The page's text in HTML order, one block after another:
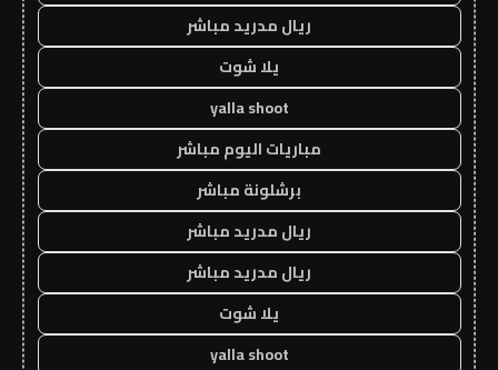
ريال مدريد مباشر
يلا شوت
yalla shoot
مباريات اليوم مباشر
برشلونة مباشر
ريال مدريد مباشر
ريال مدريد مباشر
يلا شوت
yalla shoot